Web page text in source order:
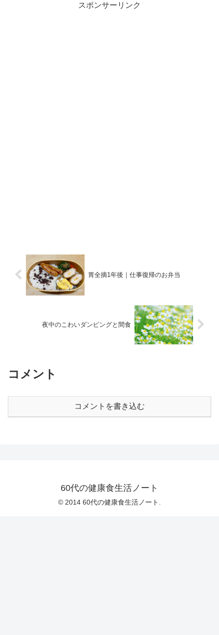
スポンサーリンク
胃全摘1年後｜仕事復帰のお弁当
夜中のこわいダンピングと間食
コメント
コメントを書き込む
60代の健康食生活ノート
© 2014 60代の健康食生活ノート.